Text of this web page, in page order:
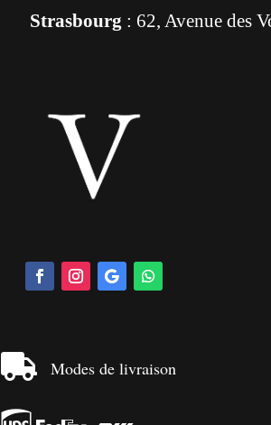
Strasbourg : 62, Avenue des
 Modes de livraison